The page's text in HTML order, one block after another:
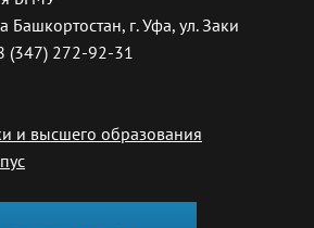
Башкортостан, г. Уфа, ул. Заки
(347) 272-92-31
и высшего образования